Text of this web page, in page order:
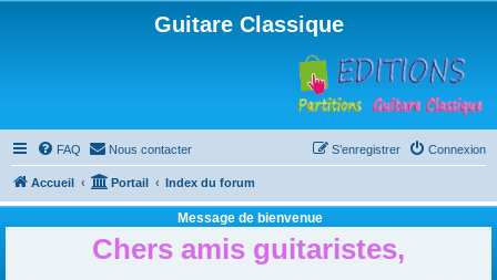
Guitare Classique
FAQ Nous contacter Connexion
S’enregistrer
Accueil Portail Index du forum
Message de bienvenue
Chers amis guitaristes,